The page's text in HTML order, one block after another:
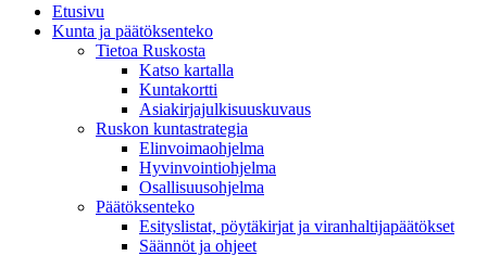
Etusivu
Kunta ja päätöksenteko
Tietoa Ruskosta
Katso kartalla
Kuntakortti
Asiakirjajulkisuuskuvaus
Ruskon kuntastrategia
Elinvoimaohjelma
Hyvinvointiohjelma
Osallisuusohjelma
Päätöksenteko
Esityslistat, pöytäkirjat ja viranhaltijapäätökset
Säännöt ja ohjeet